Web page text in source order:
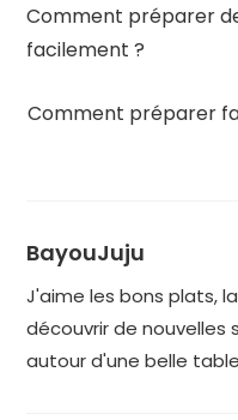
Comment préparer
facilement ?
Comment préparer
BayouJuju
J'aime les bons plats,
découvrir de nouvelles
autour d'une belle